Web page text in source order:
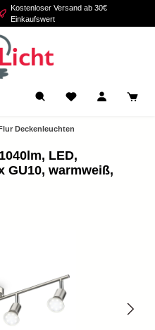
Kostenloser Versand ab 30€
Einkaufswert
Deckenleuchten
LED,
GU10, warmweiß,